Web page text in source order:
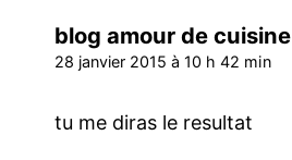
blog amour de cuisine
28 janvier 2015 à 10 h 42 min
tu me diras le resultat